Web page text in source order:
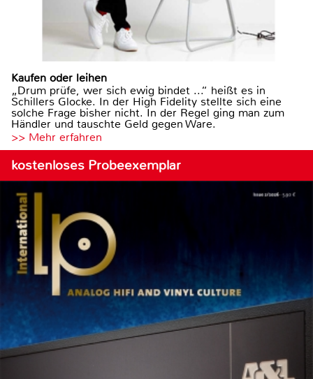
Kaufen oder leihen
„Drum prüfe, wer sich ewig bindet ...“ heißt es in
Schillers Glocke. In der High Fidelity stellte sich eine
solche Frage bisher nicht. In der Regel ging man zum
Händler und tauschte Geld gegen Ware.
>> Mehr erfahren
kostenloses Probeexemplar